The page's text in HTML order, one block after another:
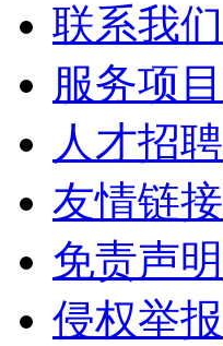
联系我们
服务项目
人才招聘
友情链接
免责声明
侵权举报